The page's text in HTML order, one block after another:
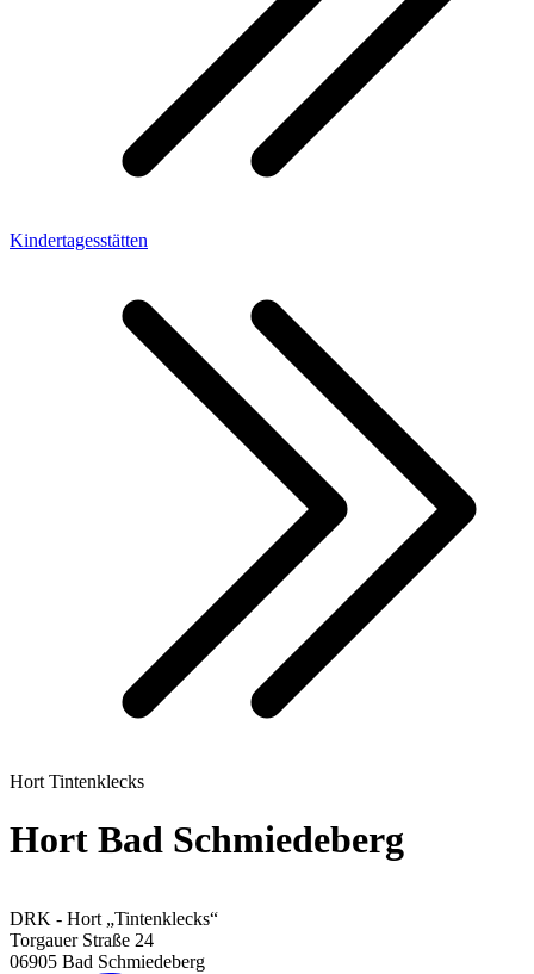
Kindertagesstätten
Hort Tintenklecks
Hort Bad Schmiedeberg
DRK - Hort „Tintenklecks“
Torgauer Straße 24
06905 Bad Schmiedeberg